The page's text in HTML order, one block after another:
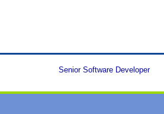
Senior Software Developer